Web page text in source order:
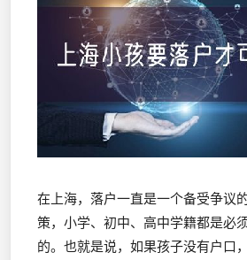
在上海，落户一直是一个备受争议
策，小学、初中、高中学籍都是必
的。也就是说，如果孩子没有户口